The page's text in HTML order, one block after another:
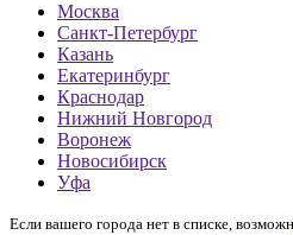
Москва
Санкт-Петербург
Казань
Екатеринбург
Краснодар
Нижний Новгород
Воронеж
Новосибирск
Уфа
Если вашего города нет в списке,